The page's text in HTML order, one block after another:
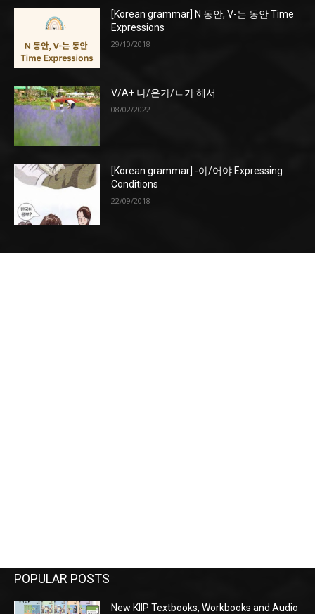
[Korean grammar] N 동안, V-는 동안 Time
Expressions
29/10/2018
V/A+ 나/은가/ㄴ가 해서
08/02/2022
[Korean grammar] -아/어야 Expressing
Conditions
22/09/2018
POPULAR POSTS
New KIIP Textbooks, Workbooks and Audio